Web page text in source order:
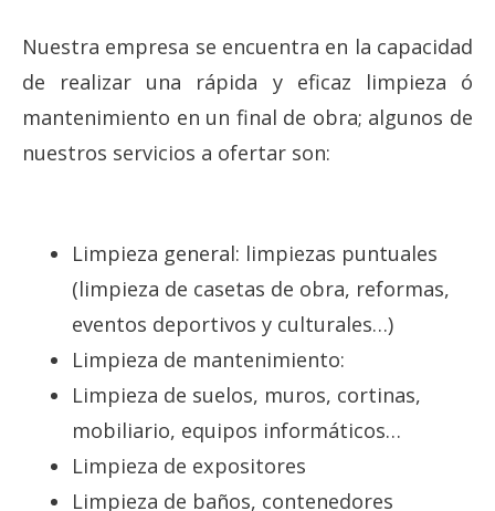
Nuestra empresa se encuentra en la capacidad
de realizar una rápida y eficaz limpieza ó
mantenimiento en un final de obra; algunos de
nuestros servicios a ofertar son:
Limpieza general: limpiezas puntuales
(limpieza de casetas de obra, reformas,
eventos deportivos y culturales…)
Limpieza de mantenimiento:
Limpieza de suelos, muros, cortinas,
mobiliario, equipos informáticos…
Limpieza de expositores
Limpieza de baños, contenedores